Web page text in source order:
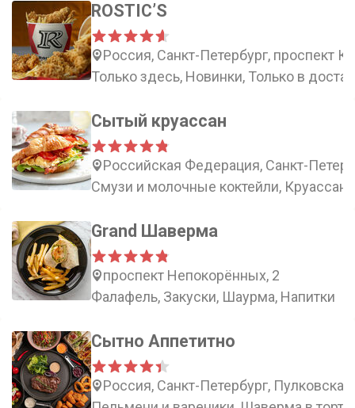
ROSTIC’S
Россия, Санкт-Петербург, проспект
Только здесь, Новинки, Только в
Сытый круассан
Российская Федерация, Санкт-
Смузи и молочные коктейли,
Grand Шаверма
проспект Непокорённых, 2
Фалафель, Закуски, Шаурма, Напитки
Сытно Аппетитно
Россия, Санкт-Петербург, Пулковская